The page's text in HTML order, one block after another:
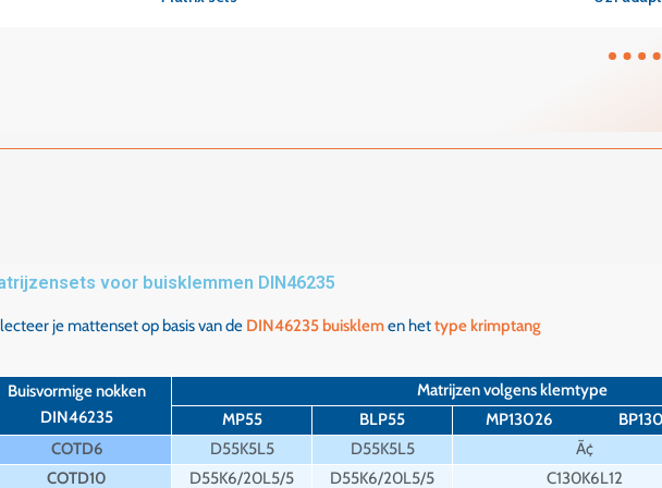
voor buisklemmen DIN46235
je mattenset op basis van de DIN46235 buisklemen hettype krimptang
Buisvormige nokken
DIN46235
Matrijzen volgens klemtype
MP55
BLP55 MP13026
COTD6
D55K5L5 D55K5L5 Ã¢
COTD10
D55K6/20L5/5 D55K6/20L5/5 C130K6L12